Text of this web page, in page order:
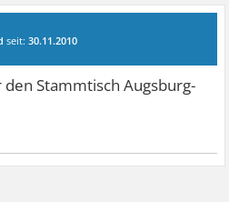
seit:30.11.2010
den Stammtisch Augsburg-